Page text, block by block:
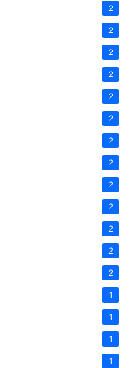
2
2
2
2
2
2
2
2
2
2
2
2
2
1
1
1
1